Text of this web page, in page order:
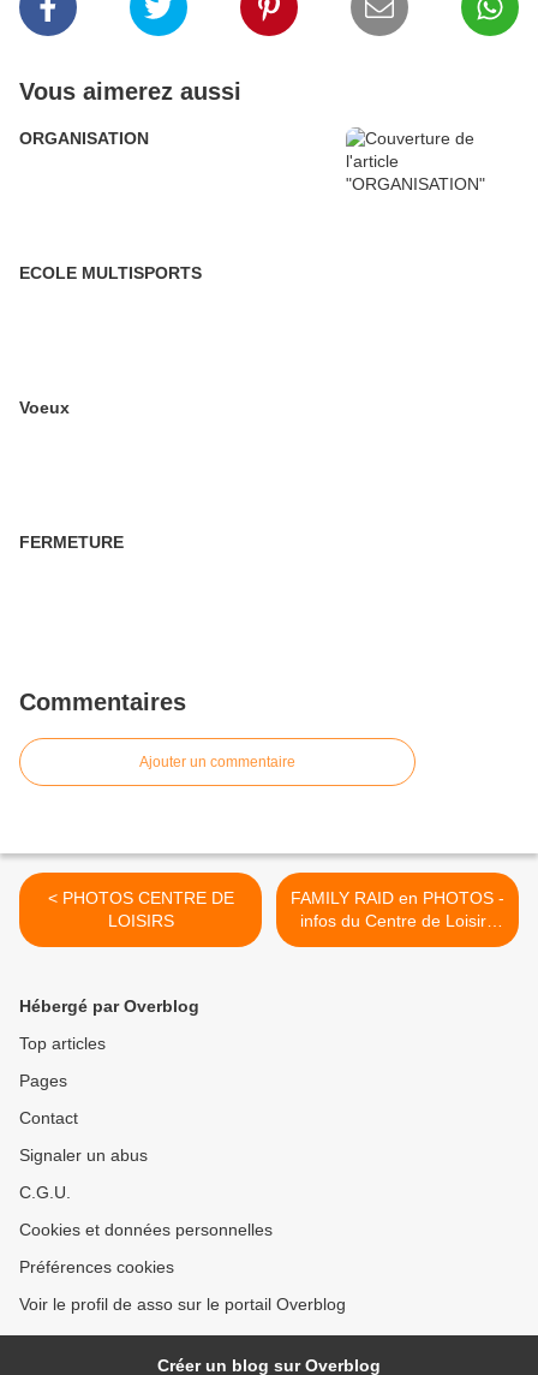
Vous aimerez aussi
ORGANISATION
ECOLE MULTISPORTS
Voeux
FERMETURE
Commentaires
Ajouter un commentaire
< PHOTOS CENTRE DE
LOISIRS
FAMILY RAID en PHOTOS -
infos du Centre de Loisirs
FAUVET LIMON en AOUT -
Hébergé par Overblog
Top articles
Pages
Contact
Signaler un abus
C.G.U.
Cookies et données personnelles
Préférences cookies
Voir le profil de asso sur le portail Overblog
Créer un blog sur Overblog